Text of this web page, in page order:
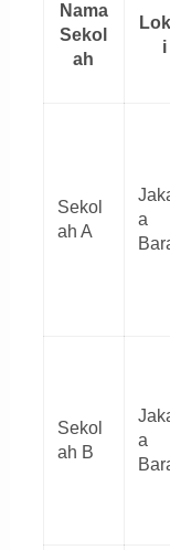
Nama
Sekol
ah
i
Sekol
ah A
a
Sekol
ah B
a